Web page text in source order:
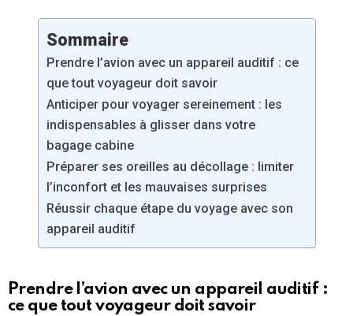
Sommaire
Prendre l’avion avec un appareil auditif : ce
que tout voyageur doit savoir
Anticiper pour voyager sereinement : les
indispensables à glisser dans votre
bagage cabine
Préparer ses oreilles au décollage : limiter
l’inconfort et les mauvaises surprises
Réussir chaque étape du voyage avec son
appareil auditif
Prendre l’avion avec un appareil auditif :
ce que tout voyageur doit savoir